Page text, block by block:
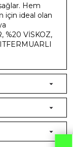
Hem
için ideal olan
%20 VİSKOZ,